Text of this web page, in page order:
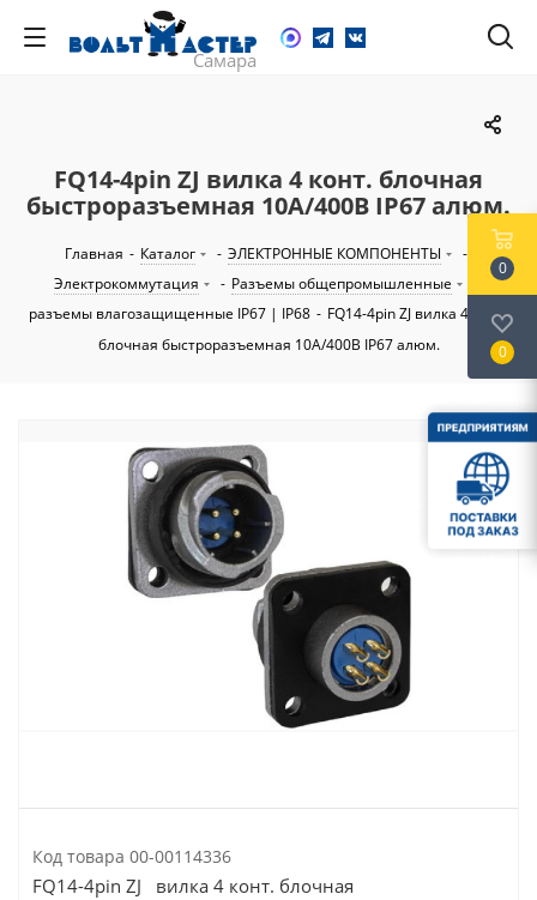
FQ14-4pin ZJ вилка 4 конт. блочная
быстроразъемная 10А/400В IP67 алюм.
Главная - Каталог - ЭЛЕКТРОННЫЕ КОМПОНЕНТЫ
-
Электрокоммутация
- Разъемы общепромышленные
разъемы влагозащищенные IP67 | IP68 - FQ14-4pin ZJ вилка 4 конт.
блочная быстроразъемная 10А/400В IP67 алюм.
Код товара 00-00114336
FQ14-4pin ZJ вилка 4 конт. блочная
0
0